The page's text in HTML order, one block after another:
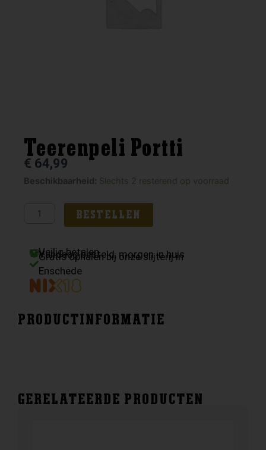
Teerenpeli Portti
€ 64,99
Beschikbaarheid: Slechts 2 resterend op voorraad
Teerenpeli
aantal
BESTELLEN
Veilig betalen
Vandaag besteld, morgen in huis
Gratis ophalen bij onze slijterij in
Enschede
PRODUCTINFORMATIE
GERELATEERDE PRODUCTEN